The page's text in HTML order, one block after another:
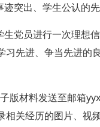
突出、学生公认的先
党员进行一次理想
先进、争当先进的
版材料发送至邮箱
关经历的图片、视频